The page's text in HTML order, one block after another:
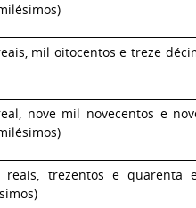
mil oitocentos e treze
nove mil novecentos e
reais, trezentos e quarenta